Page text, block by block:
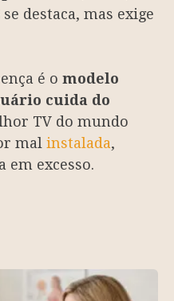
destaca, mas exige
é o modelo
cuida do
TV do mundo
mal instalada,
em excesso.